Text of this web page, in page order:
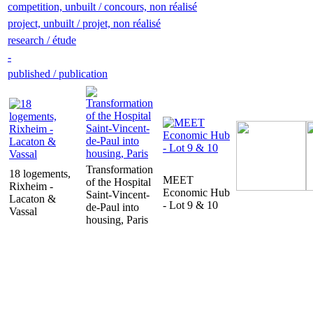
competition, unbuilt / concours, non réalisé
project, unbuilt / projet, non réalisé
research / étude
-
published / publication
18 logements,
Rixheim -
Lacaton &
Vassal
Transformation
of the Hospital
Saint-Vincent-
de-Paul into
housing, Paris
MEET
Economic Hub
- Lot 9 & 10